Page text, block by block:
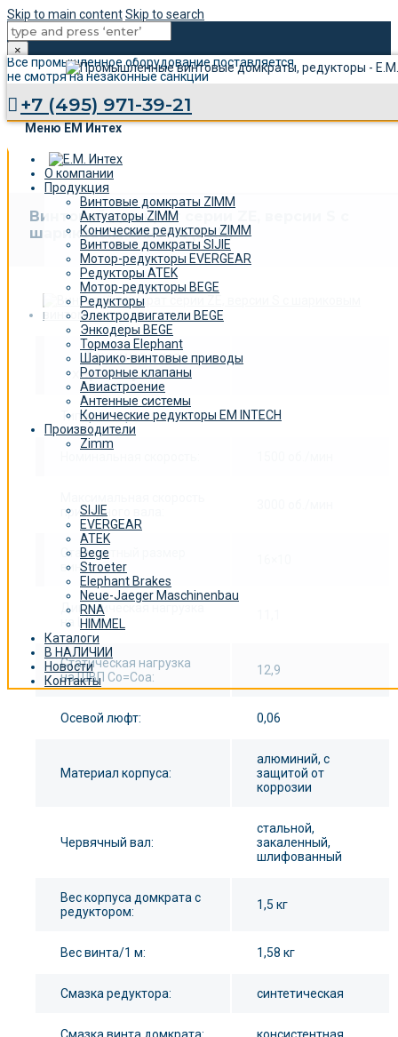
Skip to main contentSkip to search
×
Все промышленное оборудование поставляется,
не смотря на незаконные санкции
+7 (495) 971-39-21
Меню ЕМ Интех
О компании
Продукция
Винтовые домкраты ZIMM
Актуаторы ZIMM
Конические редукторы ZIMM
Винтовые домкраты SIJIE
Мотор-редукторы EVERGEAR
Редукторы ATEK
Мотор-редукторы BEGE
Редукторы
Электродвигатели BEGE
Энкодеры BEGE
Тормоза Elephant
Шарико-винтовые приводы
Роторные клапаны
Авиастроение
Антенные системы
Конические редукторы EM INTECH
Производители
Zimm
SIJIE
EVERGEAR
ATEK
Bege
Stroeter
Elephant Brakes
Neue-Jaeger Maschinenbau
RNA
HIMMEL
Каталоги
В НАЛИЧИИ
Новости
Контакты
Винтовой домкрат серии ZE, версии S c
шариковым винтом (5 kN)
Технические
характеристики
Типоразмер: 5 kN
приводного вала:
Стандартный размер
винта:
Динамическая нагрузка
на ШВП:
Статическая нагрузка
на ШВП Co=Coa:
12,9
Осевой люфт: 0,06
Материал корпуса:
алюминий, с
защитой от
коррозии
Червячный вал:
стальной,
закаленный,
шлифованный
Вес корпуса домкрата с
редуктором:
1,5 кг
Вес винта/1 м: 1,58 кг
Смазка редуктора: синтетическая
Смазка винта домкрата: консистентная